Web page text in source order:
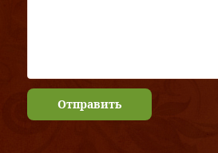
Отправить